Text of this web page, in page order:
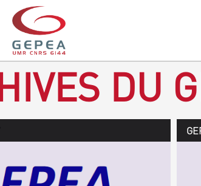
DU
2020
LE GEPEA INFOS
Août